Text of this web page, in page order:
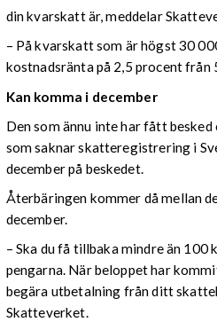
din kvarskatt är, meddelar
– På kvarskatt som är högst 30
kostnadsränta på 2,5 procent från
Kan komma i december
Den som ännu inte har fått
som saknar skatteregistrering i
december på beskedet.
Återbäringen kommer då mellan
december.
– Ska du få tillbaka mindre än
pengarna. När beloppet har
begära utbetalning från ditt
Skatteverket.